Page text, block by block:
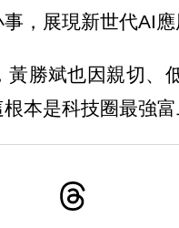
，展現新世代AI應
勝斌也因親切、
本是科技圈最強富